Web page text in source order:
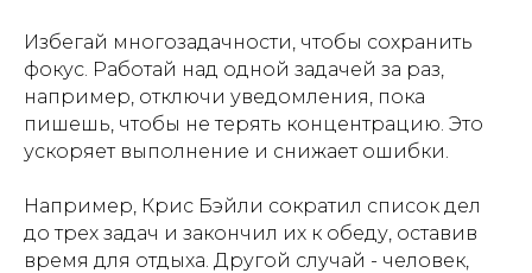
Избегай многозадачности, чтобы сохранить
фокус. Работай над одной задачей за раз,
например, отключи уведомления, пока
пишешь, чтобы не терять концентрацию. Это
ускоряет выполнение и снижает ошибки.
Например, Крис Бэйли сократил список дел
до трех задач и закончил их к обеду, оставив
время для отдыха. Другой случай - человек,